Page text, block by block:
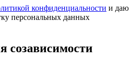
конфиденциальности и даю
персональных данных
созависимости